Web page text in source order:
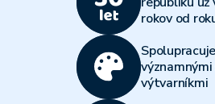
rokov od
výtvarníkmi